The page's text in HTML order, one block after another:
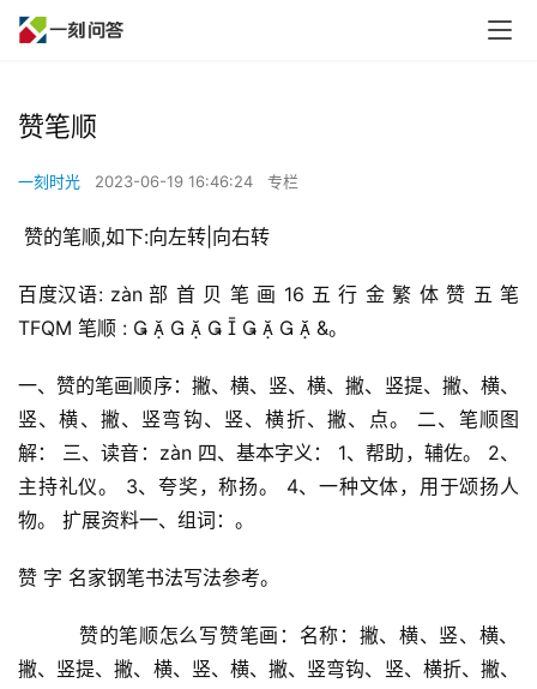
赞笔顺
一刻时光 2023-06-19 16:46:24 专栏
赞的笔顺,如下:向左转|向右转
百度汉语: zàn 部 首 贝 笔 画 16 五 行 金 繁 体 赞 五 笔
TFQM 笔顺 :           &。
一、赞的笔画顺序：撇、横、竖、横、撇、竖提、撇、横、
竖、横、撇、竖弯钩、竖、横折、撇、点。 二、笔顺图
解： 三、读音：zàn 四、基本字义： 1、帮助，辅佐。 2、
主持礼仪。 3、夸奖，称扬。 4、一种文体，用于颂扬人
物。 扩展资料一、组词：。
赞 字 名家钢笔书法写法参考。
         赞的笔顺怎么写赞笔画：名称：撇、横、竖、横、
撇、竖提、撇、横、竖、横、撇、竖弯钩、竖、横折、撇、